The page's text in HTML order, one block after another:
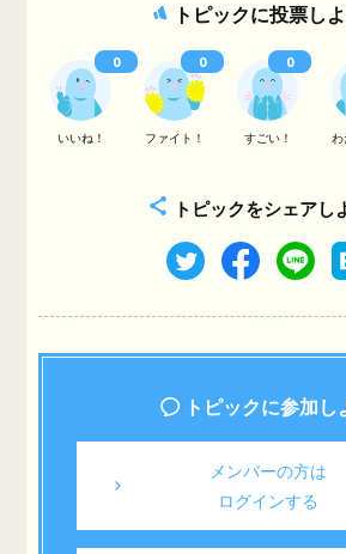
トピックに投票し
いいね！ ファイト！ すごい！ わ
0 0 0
トピックをシェアし
トピックに参加し
メンバーの方は
ログインする